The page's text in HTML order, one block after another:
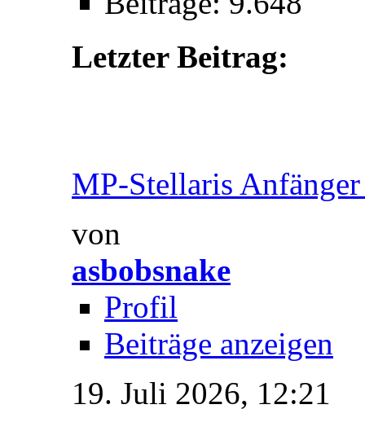
Letzter Beitrag:
MP-Stellaris
von
asbobsnake
Profil
Beiträge anzeigen
19. Juli 2026, 12:21